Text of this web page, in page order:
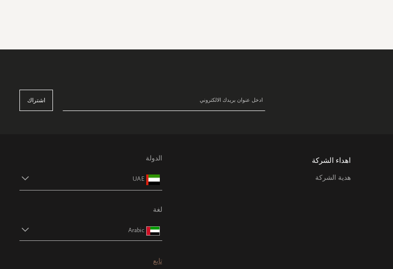
اشتراك
اهداء الشركة
هدية الشركة
الدولة
UAE
لغة
Arabic
تابع